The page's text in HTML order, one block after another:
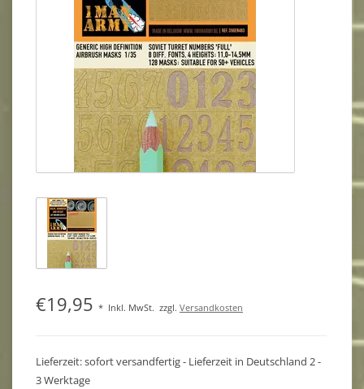
€19,95 * Inkl. MwSt. zzgl. Versandkosten
Lieferzeit: sofort versandfertig - Lieferzeit in Deutschland 2 -
3 Werktage